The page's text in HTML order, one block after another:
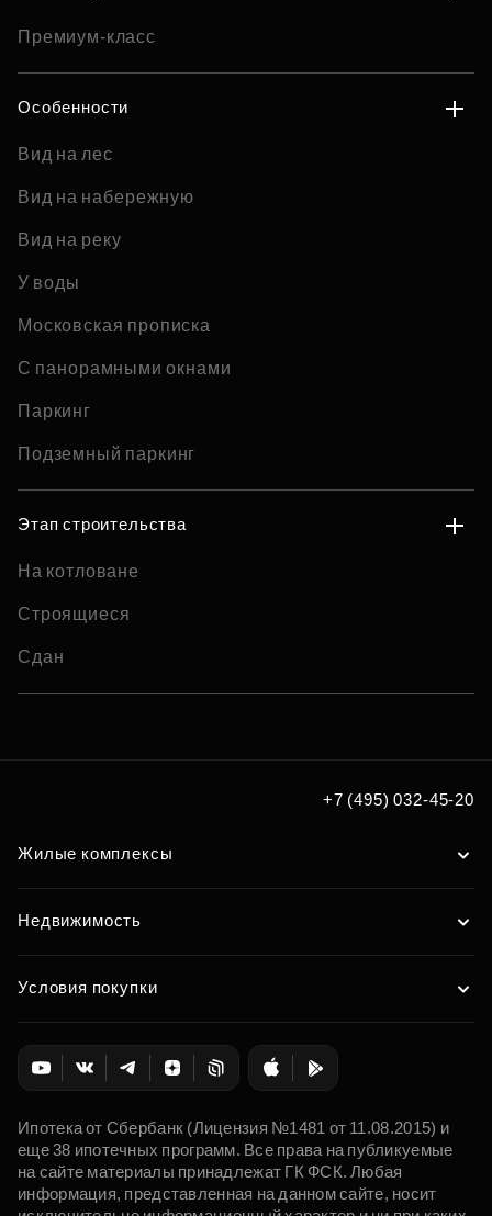
Премиум-класс
Особенности
Вид на лес
Вид на набережную
Вид на реку
У воды
Московская прописка
С панорамными окнами
Паркинг
Подземный паркинг
Этап строительства
На котловане
Строящиеся
Сдан
+7 (495) 032-45-20
Жилые комплексы
Недвижимость
Условия покупки
Ипотека от Сбербанк (Лицензия №1481 от 11.08.2015) и
еще 38 ипотечных программ. Все права на публикуемые
на сайте материалы принадлежат ГК ФСК. Любая
информация, представленная на данном сайте, носит